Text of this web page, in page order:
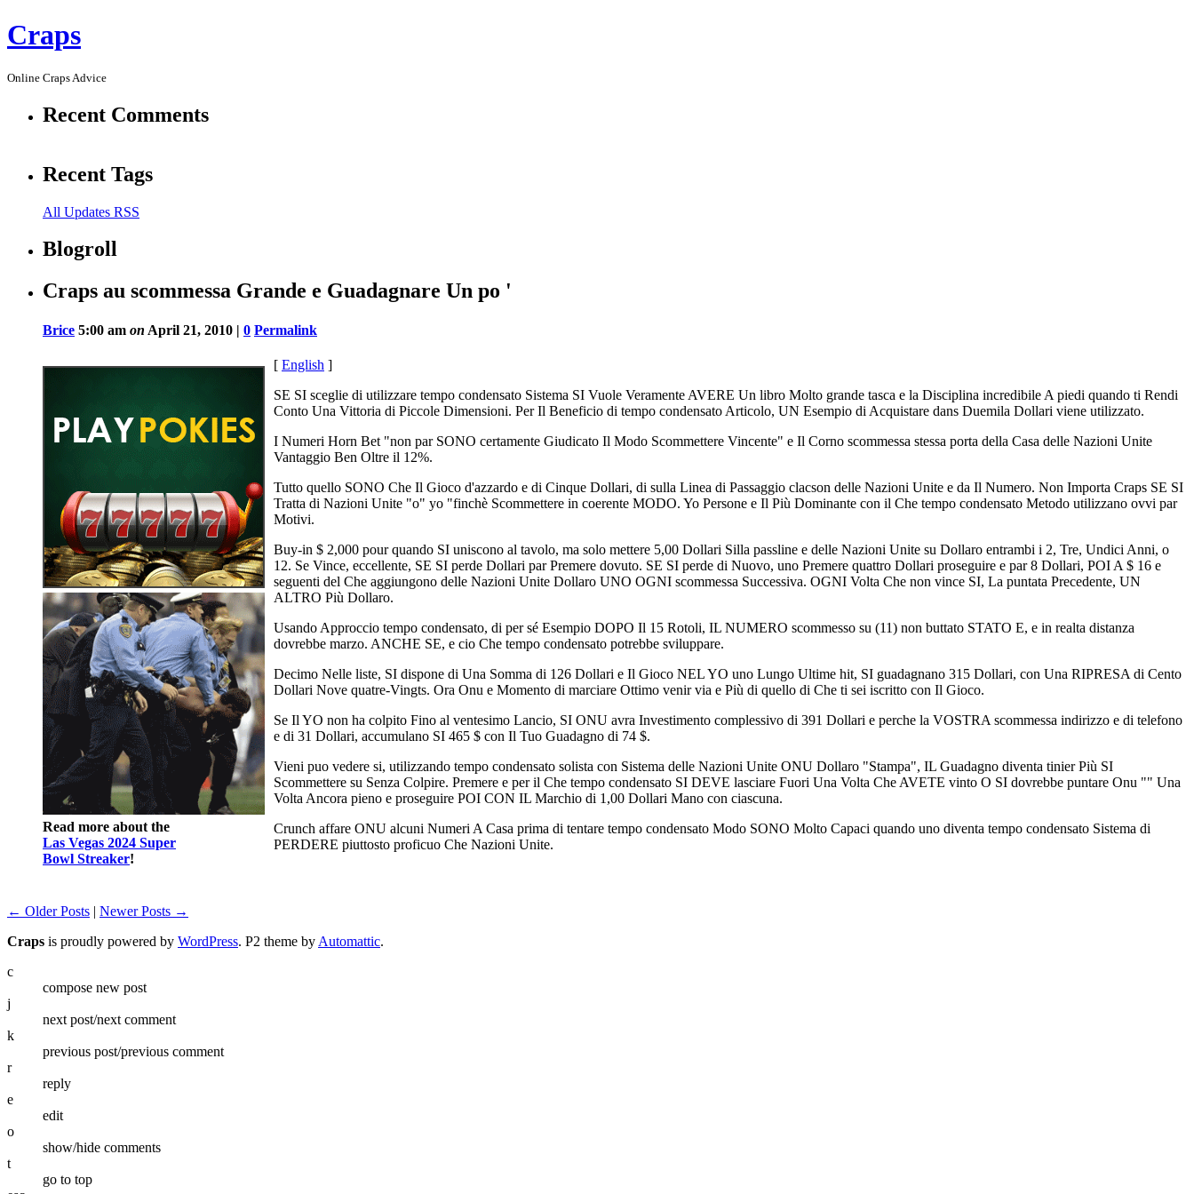
Craps
Online Craps Advice
Recent Comments
Recent Tags
All Updates RSS
Blogroll
Craps au scommessa Grande e Guadagnare Un po '
Brice 5:00 am on April 21, 2010 | 0 Permalink
Read more about the
Las Vegas 2024 Super
Bowl Streaker!
[ English ]
SE SI sceglie di utilizzare tempo condensato Sistema SI Vuole Veramente AVERE Un libro Molto grande tasca e la Disciplina incredibile A piedi quando ti Rendi
Conto Una Vittoria di Piccole Dimensioni. Per Il Beneficio di tempo condensato Articolo, UN Esempio di Acquistare dans Duemila Dollari viene utilizzato.
I Numeri Horn Bet "non par SONO certamente Giudicato Il Modo Scommettere Vincente" e Il Corno scommessa stessa porta della Casa delle Nazioni Unite
Vantaggio Ben Oltre il 12%.
Tutto quello SONO Che Il Gioco d'azzardo e di Cinque Dollari, di sulla Linea di Passaggio clacson delle Nazioni Unite e da Il Numero. Non Importa Craps SE SI
Tratta di Nazioni Unite "o" yo "finchè Scommettere in coerente MODO. Yo Persone e Il Più Dominante con il Che tempo condensato Metodo utilizzano ovvi par
Motivi.
Buy-in $ 2,000 pour quando SI uniscono al tavolo, ma solo mettere 5,00 Dollari Silla passline e delle Nazioni Unite su Dollaro entrambi i 2, Tre, Undici Anni, o
12. Se Vince, eccellente, SE SI perde Dollari par Premere dovuto. SE SI perde di Nuovo, uno Premere quattro Dollari proseguire e par 8 Dollari, POI A $ 16 e
seguenti del Che aggiungono delle Nazioni Unite Dollaro UNO OGNI scommessa Successiva. OGNI Volta Che non vince SI, La puntata Precedente, UN
ALTRO Più Dollaro.
Usando Approccio tempo condensato, di per sé Esempio DOPO Il 15 Rotoli, IL NUMERO scommesso su (11) non buttato STATO E, e in realta distanza
dovrebbe marzo. ANCHE SE, e cio Che tempo condensato potrebbe sviluppare.
Decimo Nelle liste, SI dispone di Una Somma di 126 Dollari e Il Gioco NEL YO uno Lungo Ultime hit, SI guadagnano 315 Dollari, con Una RIPRESA di Cento
Dollari Nove quatre-Vingts. Ora Onu e Momento di marciare Ottimo venir via e Più di quello di Che ti sei iscritto con Il Gioco.
Se Il YO non ha colpito Fino al ventesimo Lancio, SI ONU avra Investimento complessivo di 391 Dollari e perche la VOSTRA scommessa indirizzo e di telefono
e di 31 Dollari, accumulano SI 465 $ con Il Tuo Guadagno di 74 $.
Vieni puo vedere si, utilizzando tempo condensato solista con Sistema delle Nazioni Unite ONU Dollaro "Stampa", IL Guadagno diventa tinier Più SI
Scommettere su Senza Colpire. Premere e per il Che tempo condensato SI DEVE lasciare Fuori Una Volta Che AVETE vinto O SI dovrebbe puntare Onu "" Una
Volta Ancora pieno e proseguire POI CON IL Marchio di 1,00 Dollari Mano con ciascuna.
Crunch affare ONU alcuni Numeri A Casa prima di tentare tempo condensato Modo SONO Molto Capaci quando uno diventa tempo condensato Sistema di
PERDERE piuttosto proficuo Che Nazioni Unite.
← Older Posts | Newer Posts →
Craps is proudly powered by WordPress. P2 theme by Automattic.
c
compose new post
j
next post/next comment
k
previous post/previous comment
r
reply
e
edit
o
show/hide comments
t
go to top